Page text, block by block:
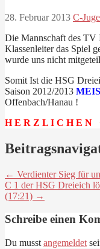
28. Februar 2013 C-
Die Mannschaft des TV
Klassenleiter das Spiel
wurde uns nicht
Somit Ist die HSG
Saison 2012/2013
Offenbach/Hanau !
H E R Z L I C H E N
← Verdienter Sieg für
C 1 der HSG Dreieich
(17:21) →
Schreibe einen
Du musst angemeldet